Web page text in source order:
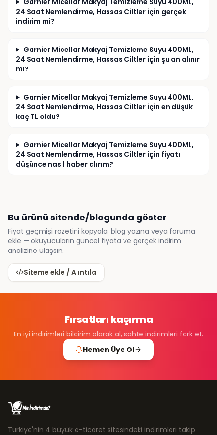
Garnier Micellar Makyaj Temizleme Suyu 400ML,
24 Saat Nemlendirme, Hassas Ciltler için gerçek
indirim mi?
Garnier Micellar Makyaj Temizleme Suyu 400ML,
24 Saat Nemlendirme, Hassas Ciltler için şu an alınır
mı?
Garnier Micellar Makyaj Temizleme Suyu 400ML,
24 Saat Nemlendirme, Hassas Ciltler için en düşük
kaç TL oldu?
Garnier Micellar Makyaj Temizleme Suyu 400ML,
24 Saat Nemlendirme, Hassas Ciltler için fiyatı
düşünce nasıl haber alırım?
Bu ürünü sitende/blogunda göster
Fiyat geçmişi rozetini kopyala, blog yazına veya foruma
ekle — okuyucuların güncel fiyata ve gerçek indirim
analizine ulaşsın.
Siteme ekle / Alıntıla
Fırsatları kaçırma
En iyi indirimleri bildirim olarak al, sahte indirimleri fark et.
Hemen Üye Ol
Türkiye'nin 4 büyük e-ticaret sitesindeki indirimleri takip